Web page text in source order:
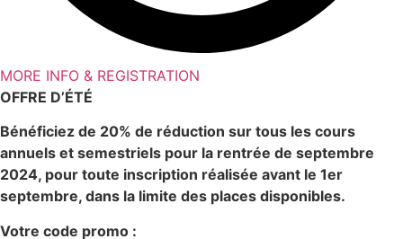
MORE INFO & REGISTRATION
OFFRE D’ÉTÉ
Bénéficiez de 20% de réduction sur tous les cours
annuels et semestriels pour la rentrée de septembre
2024, pour toute inscription réalisée avant le 1er
septembre, dans la limite des places disponibles.
Votre code promo :